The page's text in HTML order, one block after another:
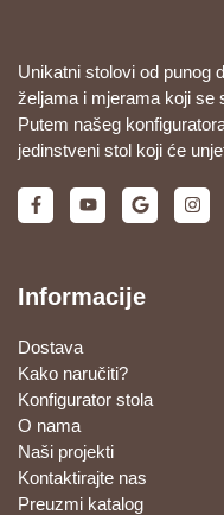
Unikatni stolovi od punog
željama i mjerama koji se
Putem našeg
jedinstveni stol koji će
Informacije
Dostava
Kako naručiti?
Konfigurator stola
O nama
Naši projekti
Kontaktirajte nas
Preuzmi katalog